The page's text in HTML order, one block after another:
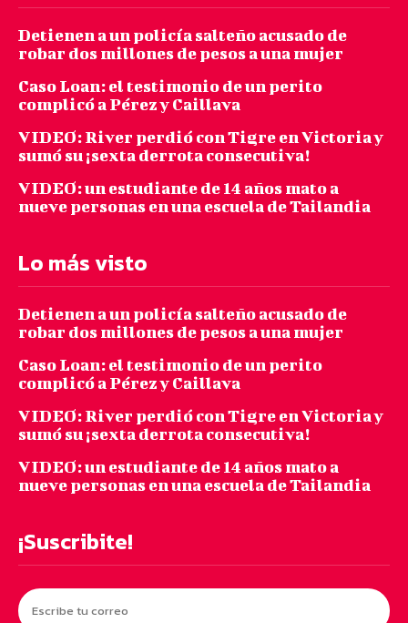
Detienen a un policía salteño acusado de
robar dos millones de pesos a una mujer
Caso Loan: el testimonio de un perito
complicó a Pérez y Caillava
VIDEO: River perdió con Tigre en Victoria y
sumó su ¡sexta derrota consecutiva!
VIDEO: un estudiante de 14 años mato a
nueve personas en una escuela de Tailandia
Lo más visto
Detienen a un policía salteño acusado de
robar dos millones de pesos a una mujer
Caso Loan: el testimonio de un perito
complicó a Pérez y Caillava
VIDEO: River perdió con Tigre en Victoria y
sumó su ¡sexta derrota consecutiva!
VIDEO: un estudiante de 14 años mato a
nueve personas en una escuela de Tailandia
¡Suscribite!